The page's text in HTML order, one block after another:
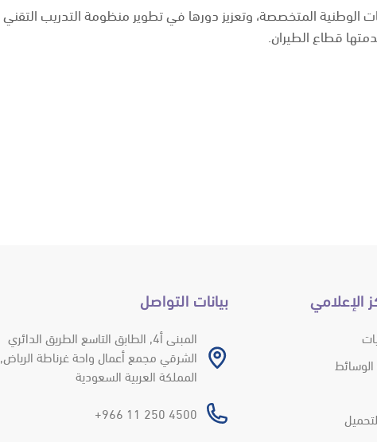
الوطنية المتخصصة، وتعزيز دورها في تطوير منظومة التدريب التقني
قطاع الطيران.
الإعلامي بيانات التواصل
المبنى أ4, الطابق التاسع الطريق الدائري
الشرقي مجمع أعمال واحة غرناطة الرياض,
المملكة العربية السعودية
4500 250 11 966+